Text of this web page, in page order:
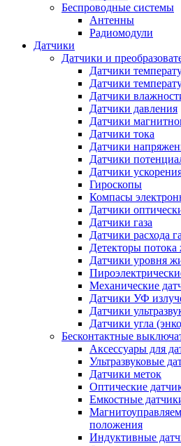
Беспроводные системы
Антенны
Радиомодули
Датчики
Датчики и
Датчики
Датчики
Датчики
Датчики давления
Датчики
Датчики тока
Датчики
Датчики
Датчики
Гироскопы
Компасы
Датчики
Датчики газа
Датчики расхода
Детекторы потока
Датчики уровня
Механические
Датчики УФ
Датчики
Датчики угла
Бесконтактные
Аксессуары для
Ультразвуковые
Датчики меток
Оптические
Емкостные
положения
Индуктивные